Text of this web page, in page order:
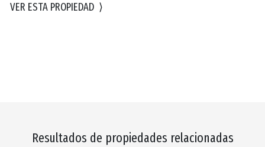
VER ESTA PROPIEDAD ⟩
Resultados de propiedades relacionadas